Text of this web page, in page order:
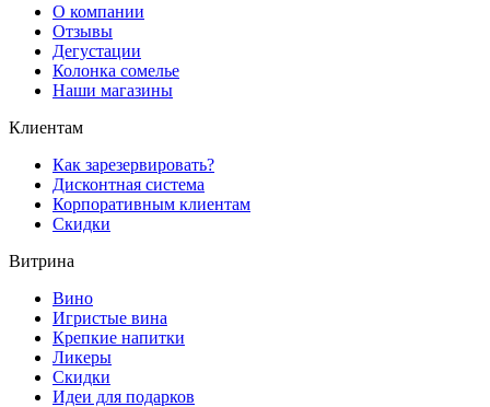
О компании
Отзывы
Дегустации
Колонка сомелье
Наши магазины
Клиентам
Как зарезервировать?
Дисконтная система
Корпоративным клиентам
Скидки
Витрина
Вино
Игристые вина
Крепкие напитки
Ликеры
Скидки
Идеи для подарков